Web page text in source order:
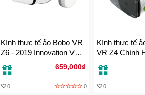
Kính thực tế ảo Bobo VR
Z6 - 2019 Innovation VR
Headset - Tai nghe kết nối
Bluetooth
659,000₫
0 0
Kính thực tế
VR Z4 Chính
0